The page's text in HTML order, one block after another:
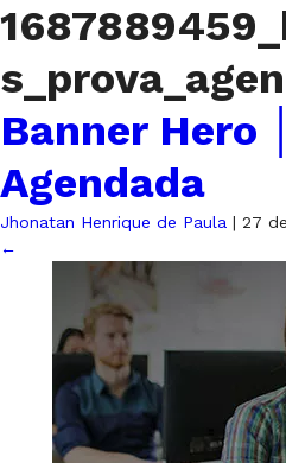
Banner Hero
Agendada
Jhonatan Henrique de Paula | 27
←